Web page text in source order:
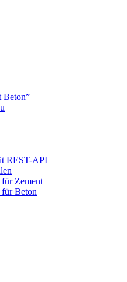
Beton”
REST-API
Zement
Beton